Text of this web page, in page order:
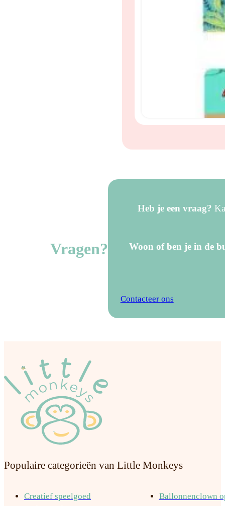
Vragen?
Heb je een vraag?
Woon of ben je in de
Contacteer ons
Populaire categorieën van Little Monkeys
Creatief speelgoed
Ballonnenclown